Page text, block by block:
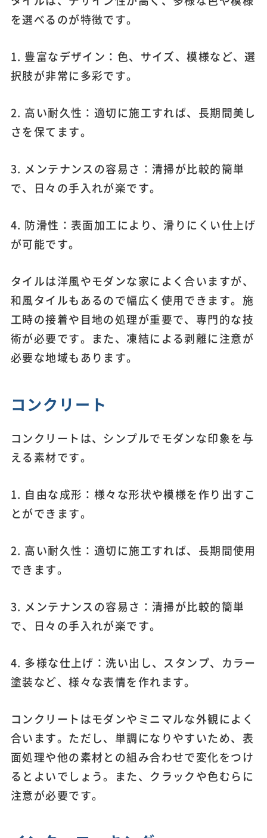
を選べるのが特徴です。
1. 豊富なデザイン：色、サイズ、模様など、選
択肢が非常に多彩です。
2. 高い耐久性：適切に施工すれば、長期間美し
さを保てます。
3. メンテナンスの容易さ：清掃が比較的簡単
で、日々の手入れが楽です。
4. 防滑性：表面加工により、滑りにくい仕上げ
が可能です。
タイルは洋風やモダンな家によく合いますが、
和風タイルもあるので幅広く使用できます。施
工時の接着や目地の処理が重要で、専門的な技
術が必要です。また、凍結による剥離に注意が
必要な地域もあります。
コンクリート
コンクリートは、シンプルでモダンな印象を与
える素材です。
1. 自由な成形：様々な形状や模様を作り出すこ
とができます。
2. 高い耐久性：適切に施工すれば、長期間使用
できます。
3. メンテナンスの容易さ：清掃が比較的簡単
で、日々の手入れが楽です。
4. 多様な仕上げ：洗い出し、スタンプ、カラー
塗装など、様々な表情を作れます。
コンクリートはモダンやミニマルな外観によく
合います。ただし、単調になりやすいため、表
面処理や他の素材との組み合わせで変化をつけ
るとよいでしょう。また、クラックや色むらに
注意が必要です。